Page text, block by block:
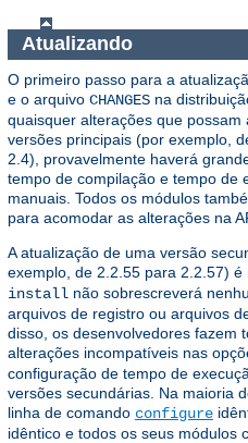
Atualizando
O primeiro passo para a
e o arquivo CHANGES na
quaisquer alterações que
versões principais (por exemplo,
2.4), provavelmente haverá
tempo de compilação e tempo de
manuais. Todos os módulos
para acomodar as alterações na
A atualização de uma versão
exemplo, de 2.2.55 para 2.2.57) é
install não sobrescreverá
arquivos de registro ou arquivos
disso, os desenvolvedores fazem
alterações incompatíveis nas
configuração de tempo de
versões secundárias. Na maioria
linha de comando configure
idêntico e todos os seus módulos